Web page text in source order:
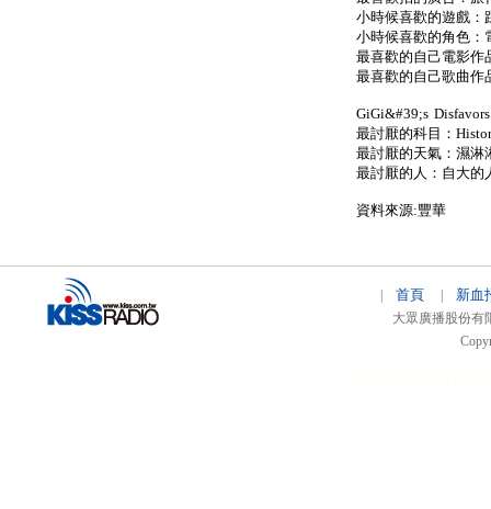
小時候喜歡的遊戲：
小時候喜歡的角色：
最喜歡的自己電影作
最喜歡的自己歌曲作
GiGi&#39;s
最討厭的科目：
最討厭的天氣：濕淋
最討厭的人：自大的
資料來源:豐華
首頁 新血
大眾廣播股份有